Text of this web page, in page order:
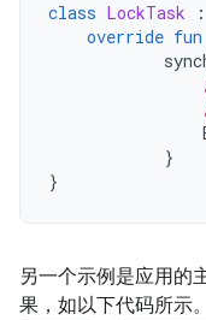
class LockTask :
override fun
}
}
另一个示例是应用的
果，如以下代码所示